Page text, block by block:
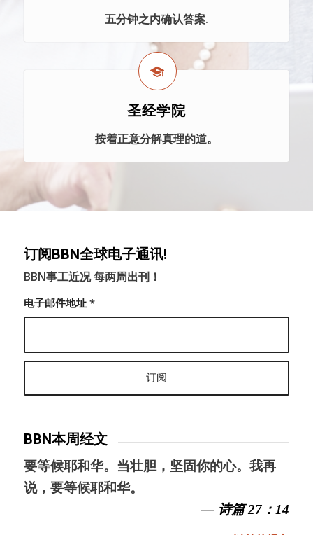
五分钟之内确认答案.
圣经学院
按着正意分解真理的道。
订阅BBN全球电子通讯!
BBN事工近况 每两周出刊！
电子邮件地址 *
BBN本周经文
要等候耶和华。当壮胆，坚固你的心。我再
说，要等候耶和华。
— 诗篇 27：14